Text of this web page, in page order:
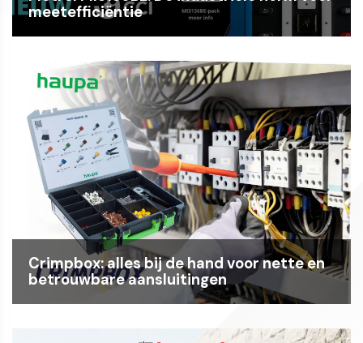
meetefficiëntie
Crimpbox: alles bij de hand voor nette en
betrouwbare aansluitingen